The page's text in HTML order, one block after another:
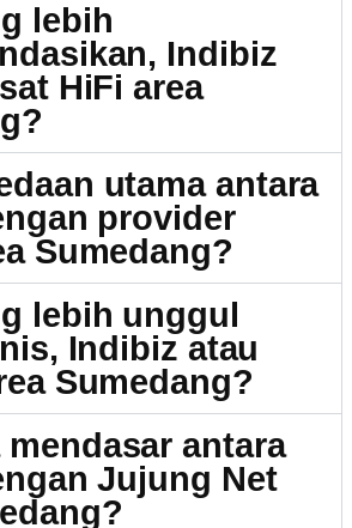
lebih
Indibiz
HiFi area
utama antara
provider
Sumedang?
lebih unggul
Indibiz atau
Sumedang?
mendasar antara
Jujung Net